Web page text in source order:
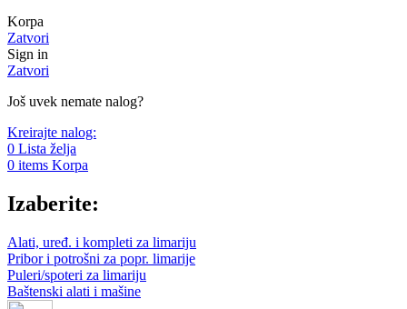
Korpa
Zatvori
Sign in
Zatvori
Još uvek nemate nalog?
Kreirajte nalog:
0 Lista želja
0 items Korpa
Izaberite:
Alati, uređ. i kompleti za limariju
Pribor i potrošni za popr. limarije
Puleri/spoteri za limariju
Baštenski alati i mašine